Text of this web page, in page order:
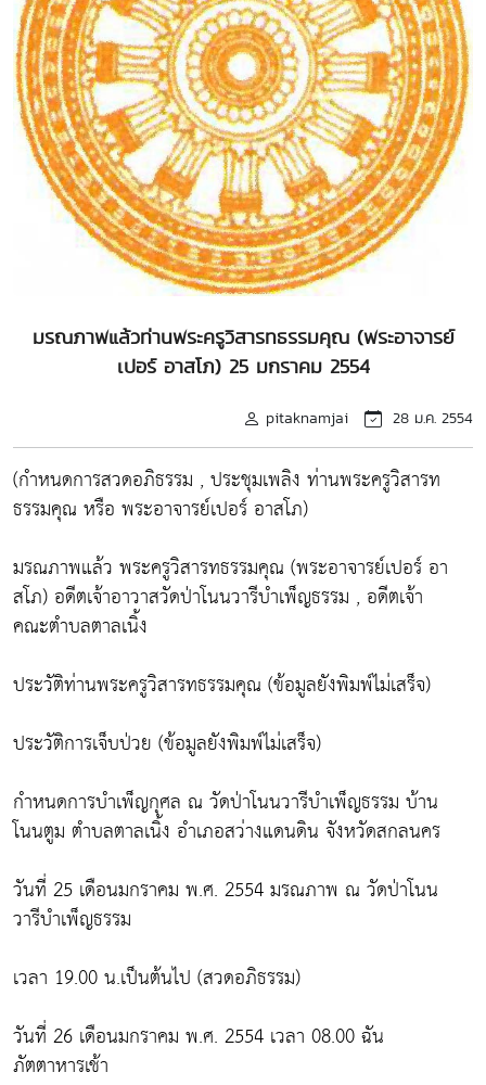
มรณภาพแล้วท่านพระครูวิสารทธรรมคุณ (พระอาจารย์
เปอร์ อาสโภ) 25 มกราคม 2554
pitaknamjai 28 ม.ค. 2554
(กำหนดการสวดอภิธรรม , ประชุมเพลิง ท่านพระครูวิสารท
ธรรมคุณ หรือ พระอาจารย์เปอร์ อาสโภ)
มรณภาพแล้ว พระครูวิสารทธรรมคุณ (พระอาจารย์เปอร์ อา
สโภ) อดีตเจ้าอาวาสวัดป่าโนนวารีบำเพ็ญธรรม , อดีตเจ้า
คณะตำบลตาลเนิ้ง
ประวัติท่านพระครูวิสารทธรรมคุณ (ข้อมูลยังพิมพ์ไม่เสร็จ)
ประวัติการเจ็บป่วย (ข้อมูลยังพิมพ์ไม่เสร็จ)
กำหนดการบำเพ็ญกุศล ณ วัดป่าโนนวารีบำเพ็ญธรรม บ้าน
โนนตูม ตำบลตาลเนิ้ง อำเภอสว่างแดนดิน จังหวัดสกลนคร
วันที่ 25 เดือนมกราคม พ.ศ. 2554 มรณภาพ ณ วัดป่าโนน
วารีบำเพ็ญธรรม
เวลา 19.00 น.เป็นต้นไป (สวดอภิธรรม)
วันที่ 26 เดือนมกราคม พ.ศ. 2554 เวลา 08.00 ฉัน
ภัตตาหารเช้า